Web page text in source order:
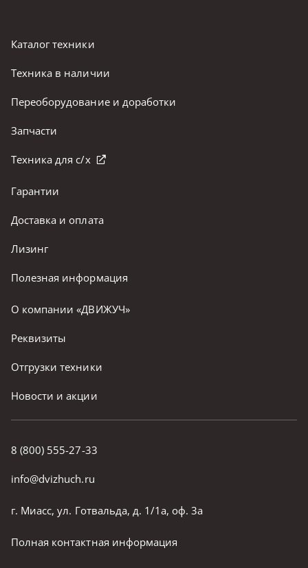
8 (800) 555-27-33
info@dvizhuch.ru
г. Миасс, ул. Готвальда, д. 1/1а, оф. 3а
Полная контактная информация
Каталог техники
Техника в наличии
Переоборудование и доработки
Запчасти
Техника для с/х
Гарантии
Доставка и оплата
Лизинг
Полезная информация
О компании «ДВИЖУЧ»
Реквизиты
Отгрузки техники
Новости и акции